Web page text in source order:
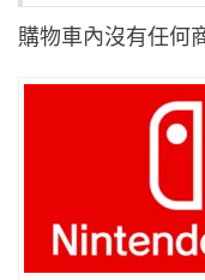
購物車內沒有任何